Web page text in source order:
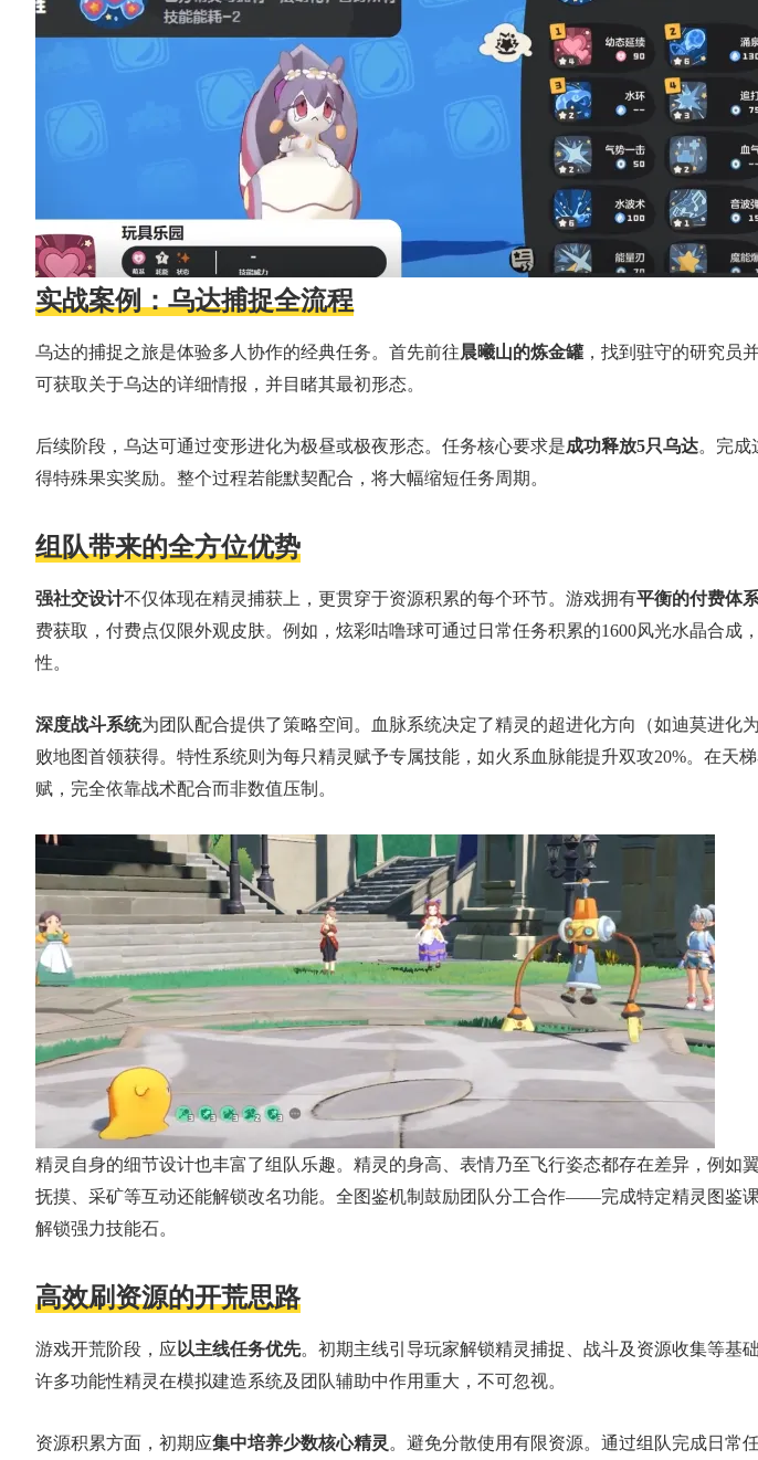
实战案例：乌达捕捉全流程
乌达的捕捉之旅是体验多人协作的经典任务。首先前往晨曦山的炼金罐，找到驻守的研究员
可获取关于乌达的详细情报，并目睹其最初形态。
后续阶段，乌达可通过变形进化为极昼或极夜形态。任务核心要求是成功释放5只乌达。完成
得特殊果实奖励。整个过程若能默契配合，将大幅缩短任务周期。
组队带来的全方位优势
强社交设计不仅体现在精灵捕获上，更贯穿于资源积累的每个环节。游戏拥有平衡的付费体
费获取，付费点仅限外观皮肤。例如，炫彩咕噜球可通过日常任务积累的1600风光水晶合成
性。
深度战斗系统为团队配合提供了策略空间。血脉系统决定了精灵的超进化方向（如迪莫进化
败地图首领获得。特性系统则为每只精灵赋予专属技能，如火系血脉能提升双攻20%。在天
赋，完全依靠战术配合而非数值压制。
精灵自身的细节设计也丰富了组队乐趣。精灵的身高、表情乃至飞行姿态都存在差异，例如
抚摸、采矿等互动还能解锁改名功能。全图鉴机制鼓励团队分工合作——完成特定精灵图鉴
解锁强力技能石。
高效刷资源的开荒思路
游戏开荒阶段，应 以主线任务优先。初期主线引导玩家解锁精灵捕捉、战斗及资源收集等基
许多功能性精灵在模拟建造系统及团队辅助中作用重大，不可忽视。
资源积累方面，初期应集中培养少数核心精灵 。避免分散使用有限资源。通过组队完成日常
美ShowGirl与Coser大赏